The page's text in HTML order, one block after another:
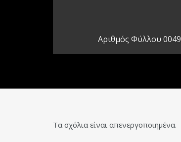
Αριθμός Φύλλου 0049
Τα σχόλια είναι απενεργοποιημένα.